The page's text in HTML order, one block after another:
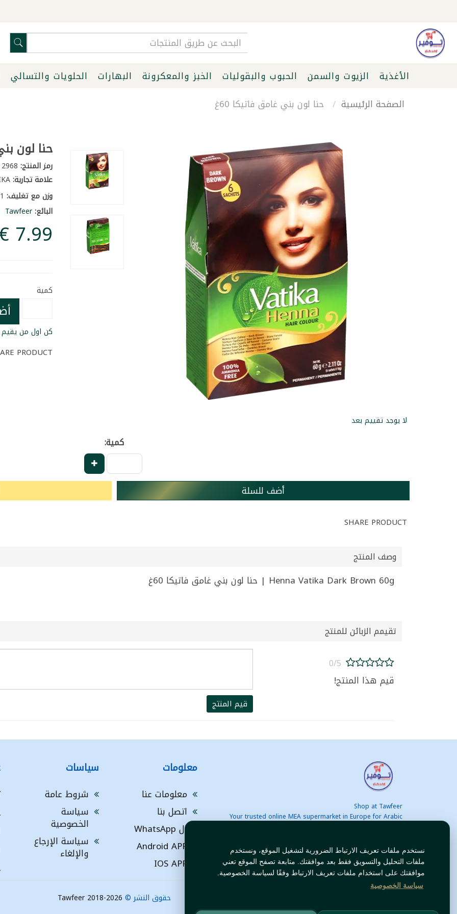
نستخدم ملفات تعريف الارتباط الضرورية لتشغيل الموقع، ونستخدم
ملفات التحليل والتسويق فقط بعد موافقتك. متابعة تصفح الموقع تعني
موافقتك على استخدام ملفات تعريف الارتباط وفقًا لسياسة الخصوصية.
سياسة الخصوصية
الأغذية الزيوت والسمن الحبوب والبقوليات الخبز والمعكرونة البهارات الحلويات والتسالي
الصفحة الرئيسية
حنا لون بني غامق فاتيكا 60غ
حنا لون
رمز المنتج:2968
علامة تجارية:VATIKA
وزن مع تغليف:0.1 كغ
البائع:Tawfeer
كمية
كن اول من يقيم
PRODUCT
لا يوجد تقييم بعد
كمية:
أضف للسلة
SHARE PRODUCT
وصف المنتج
Henna Vatika Dark Brown 60g | حنا لون بني غامق فاتيكا 60غ
تقيمم الزبائن للمنتج
0/5
قيم هذا المنتج!
قيم المنتج
Shop at Tawfeer
Your trusted online MEA supermarket in Europe for Arabic
معلومات
معلومات عنا
اتصل بنا
ال WhatsApp
Android APP
IOS APP
سياسات
شروط عامة
سياسة
الخصوصية
سياسة الإرجاع
والإلغاء
حقوق النشر © Tawfeer 2018-2026